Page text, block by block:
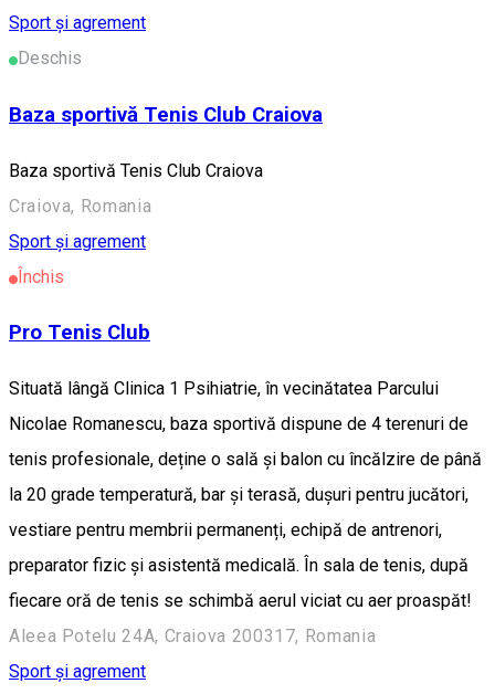
Sport și agrement
Deschis
Baza sportivă Tenis Club Craiova
Baza sportivă Tenis Club Craiova
Craiova, Romania
Sport și agrement
Închis
Pro Tenis Club
Situată lângă Clinica 1 Psihiatrie, în vecinătatea Parcului
Nicolae Romanescu, baza sportivă dispune de 4 terenuri de
tenis profesionale, deține o sală și balon cu încălzire de până
la 20 grade temperatură, bar și terasă, dușuri pentru jucători,
vestiare pentru membrii permanenți, echipă de antrenori,
preparator fizic și asistentă medicală. În sala de tenis, după
fiecare oră de tenis se schimbă aerul viciat cu aer proaspăt!
Aleea Potelu 24A, Craiova 200317, Romania
Sport și agrement